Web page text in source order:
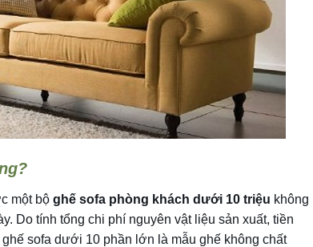
một bộ ghế sofa phòng khách dưới 10 triệu không
Do tính tổng chi phí nguyên vật liệu sản xuất, tiền
sofa dưới 10 phần lớn là mẫu ghế không chất